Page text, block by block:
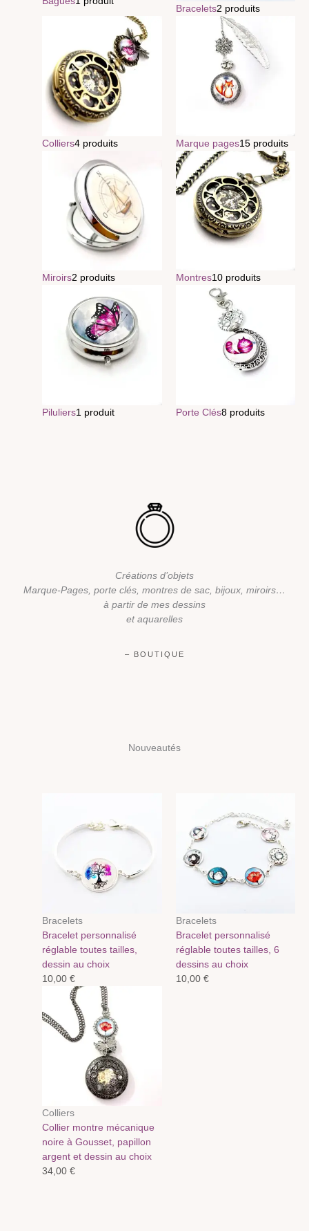
Bracelets2 produits
Colliers4 produits Marque pages15 produits
Miroirs2 produits Montres10 produits
Piluliers1 produit Porte Clés8 produits
Créations d’objets
Marque-Pages, porte clés, montres de sac, bijoux, miroirs…
à partir de mes dessins
et aquarelles
– BOUTIQUE
Nouveautés
Bracelets
Bracelet personnalisé
réglable toutes tailles,
dessin au choix
10,00€
Bracelets
Bracelet personnalisé
réglable toutes tailles, 6
dessins au choix
10,00 €
Colliers
Collier montre mécanique
noire à Gousset, papillon
argent et dessin au choix
34,00€